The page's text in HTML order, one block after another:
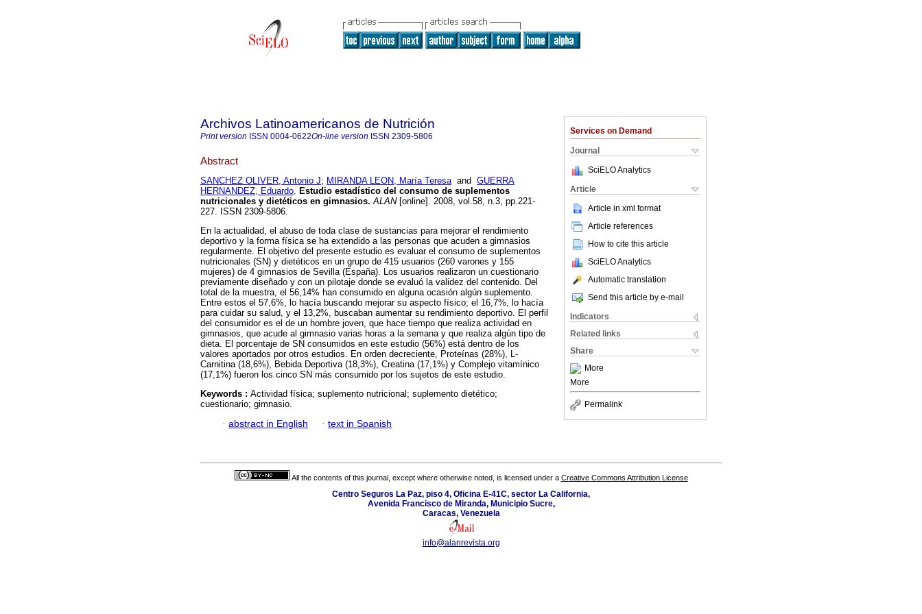
Services on Demand
Journal
SciELO Analytics
Article
Article in xml format
Article references
How to cite this article
SciELO Analytics
Automatic translation
Send this article by e-mail
Indicators
Related links
Share
More
More
Permalink
Archivos Latinoamericanos de Nutrición
Print version ISSN 0004-0622On-line version ISSN 2309-5806
Abstract
SANCHEZ OLIVER, Antonio J; MIRANDA LEON, María Teresaand GUERRA
HERNANDEZ, Eduardo. Estudio estadístico del consumo de suplementos
nutricionales y dietéticos en gimnasios. ALAN[online]. 2008, vol.58, n.3, pp.221-
227. ISSN 2309-5806.
En la actualidad, el abuso de toda clase de sustancias para mejorar el rendimiento
deportivo y la forma física se ha extendido a las personas que acuden a gimnasios
regularmente. El objetivo del presente estudio es evaluar el consumo de suplementos
nutricionales (SN) y dietéticos en un grupo de 415 usuarios (260 varones y 155
mujeres) de 4 gimnasios de Sevilla (España). Los usuarios realizaron un cuestionario
previamente diseñado y con un pilotaje donde se evaluó la validez del contenido. Del
total de la muestra, el 56,14% han consumido en alguna ocasión algún suplemento.
Entre estos el 57,6%, lo hacía buscando mejorar su aspecto físico; el 16,7%, lo hacía
para cuidar su salud, y el 13,2%, buscaban aumentar su rendimiento deportivo. El perfil
del consumidor es el de un hombre joven, que hace tiempo que realiza actividad en
gimnasios, que acude al gimnasio varias horas a la semana y que realiza algún tipo de
dieta. El porcentaje de SN consumidos en este estudio (56%) está dentro de los
valores aportados por otros estudios. En orden decreciente, Proteínas (28%), L-
Carnitina (18,6%), Bebida Deportiva (18,3%), Creatina (17,1%) y Complejo vitamínico
(17,1%) fueron los cinco SN más consumido por los sujetos de este estudio.
Keywords : Actividad física; suplemento nutricional; suplemento dietético;
cuestionario; gimnasio.
· abstract in English · text in Spanish
All the contents of this journal, except where otherwise noted, is licensed under a Creative Commons Attribution License
Centro Seguros La Paz, piso 4, Oficina E-41C, sector La California,
Avenida Francisco de Miranda, Municipio Sucre,
Caracas, Venezuela
info@alanrevista.org